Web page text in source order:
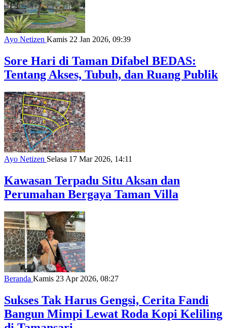
Ayo Netizen Kamis 22 Jan 2026, 09:39
Sore Hari di Taman Difabel BEDAS:
Tentang Akses, Tubuh, dan Ruang Publik
Ayo Netizen Selasa 17 Mar 2026, 14:11
Kawasan Terpadu Situ Aksan dan
Perumahan Bergaya Taman Villa
Beranda Kamis 23 Apr 2026, 08:27
Sukses Tak Harus Gengsi, Cerita Fandi
Bangun Mimpi Lewat Roda Kopi Keliling